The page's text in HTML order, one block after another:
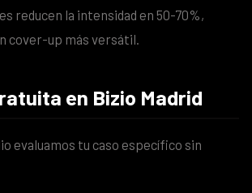
reducen la intensidad en 50-70%,
cover-up más versátil.
en Bizio Madrid
evaluamos tu caso específico sin